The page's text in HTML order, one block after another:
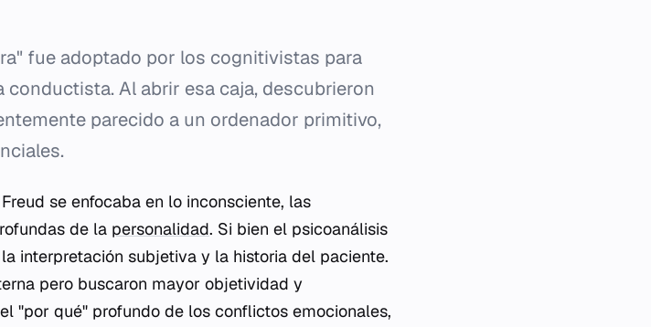
fue adoptado por los cognitivistas para
Al abrir esa caja, descubrieron
parecido a un ordenador primitivo,
se enfocaba en lo inconsciente, las
de la personalidad. Si bien el psicoanálisis
interpretación subjetiva y la historia del paciente.
pero buscaron mayor objetividad y
"por qué" profundo de los conflictos emocionales,